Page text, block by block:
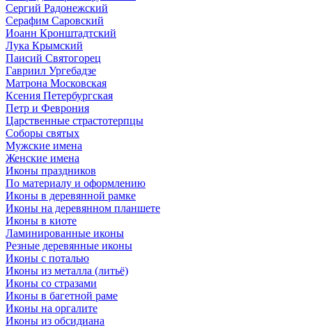
Сергий Радонежский
Серафим Саровский
Иоанн Кронштадтский
Лука Крымский
Паисий Святогорец
Гавриил Ургебадзе
Матрона Московская
Ксения Петербургская
Петр и Феврония
Царственные страстотерпцы
Соборы святых
Мужские имена
Женские имена
Иконы праздников
По материалу и оформлению
Иконы в деревянной рамке
Иконы на деревянном планшете
Иконы в киоте
Ламинированные иконы
Резные деревянные иконы
Иконы с поталью
Иконы из металла (литьё)
Иконы со стразами
Иконы в багетной раме
Иконы на оргалите
Иконы из обсидиана